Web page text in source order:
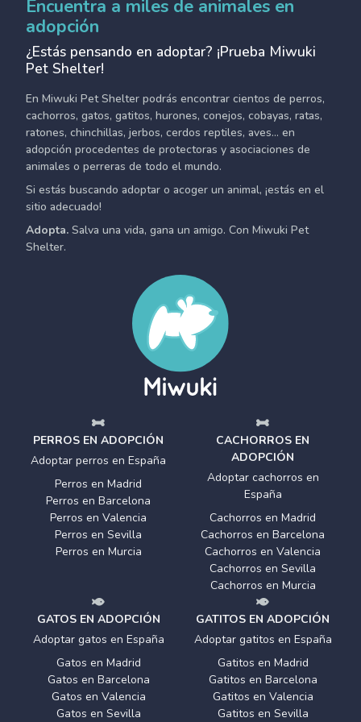
Encuentra a miles de animales en
adopción
¿Estás pensando en adoptar? ¡Prueba Miwuki
Pet Shelter!
En Miwuki Pet Shelter podrás encontrar cientos de perros,
cachorros, gatos, gatitos, hurones, conejos, cobayas, ratas,
ratones, chinchillas, jerbos, cerdos reptiles, aves... en
adopción procedentes de protectoras y asociaciones de
animales o perreras de todo el mundo.
Si estás buscando adoptar o acoger un animal, ¡estás en el
sitio adecuado!
Adopta. Salva una vida, gana un amigo. Con Miwuki Pet
Shelter.
PERROS EN ADOPCIÓN
Adoptar perros en España
Perros en Madrid
Perros en Barcelona
Perros en Valencia
Perros en Sevilla
Perros en Murcia
CACHORROS EN
ADOPCIÓN
Adoptar cachorros en
España
Cachorros en Madrid
Cachorros en Barcelona
Cachorros en Valencia
Cachorros en Sevilla
Cachorros en Murcia
GATOS EN ADOPCIÓN
Adoptar gatos en España
Gatos en Madrid
Gatos en Barcelona
Gatos en Valencia
Gatos en Sevilla
GATITOS EN ADOPCIÓN
Adoptar gatitos en España
Gatitos en Madrid
Gatitos en Barcelona
Gatitos en Valencia
Gatitos en Sevilla